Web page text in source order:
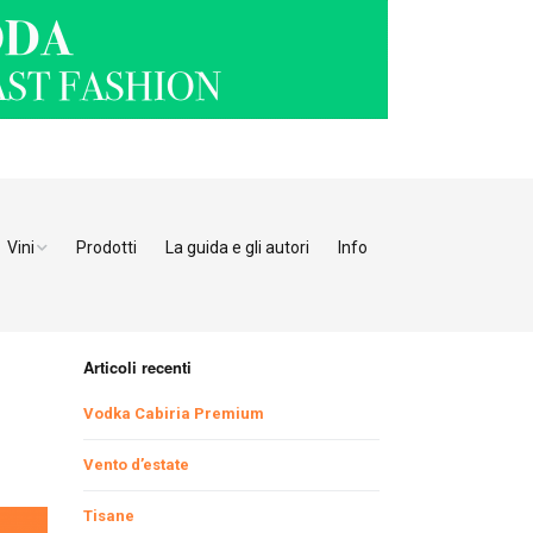
Ristoranti Verona
Ristoranti Vicenza
Ristoranti Padova
Ristoranti Pordenone
Ristoranti Udine
Vini Prodotti La guida e gli autori Info
Articoli recenti
Vodka Cabiria Premium
Vento d’estate
Tisane